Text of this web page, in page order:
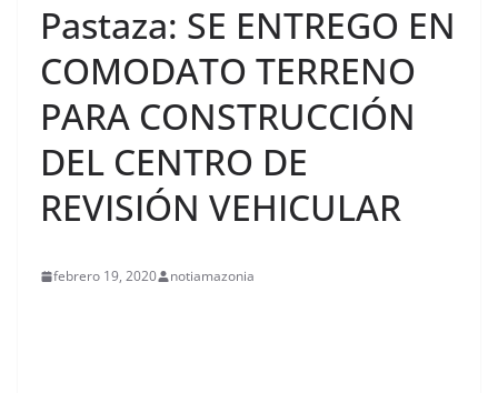
Pastaza: SE ENTREGO EN
COMODATO TERRENO
PARA CONSTRUCCIÓN
DEL CENTRO DE
REVISIÓN VEHICULAR
febrero 19, 2020 notiamazonia